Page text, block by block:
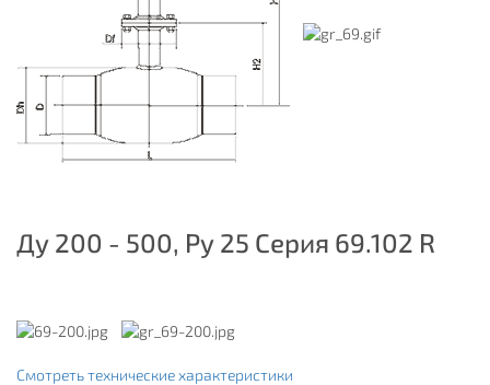
Ду 200 - 500, Ру 25 Серия 69.102 R
Смотреть технические характеристики